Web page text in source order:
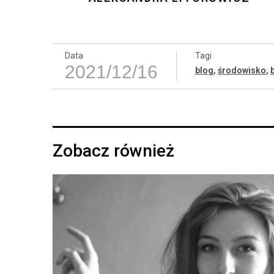
Data
2021/12/16
Tagi
blog, środowisko,
Zobacz również